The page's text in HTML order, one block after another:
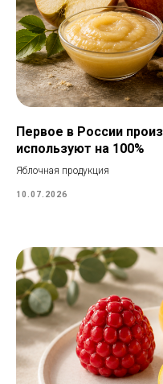
Первое в России
используют на 100%
Яблочная продукция
10.07.2026